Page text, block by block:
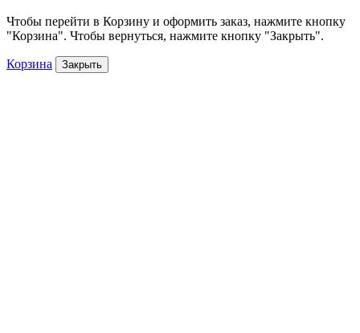
Чтобы перейти в Корзину и оформить заказ, нажмите кнопку
"Корзина". Чтобы вернуться, нажмите кнопку "Закрыть".
Корзина Закрыть